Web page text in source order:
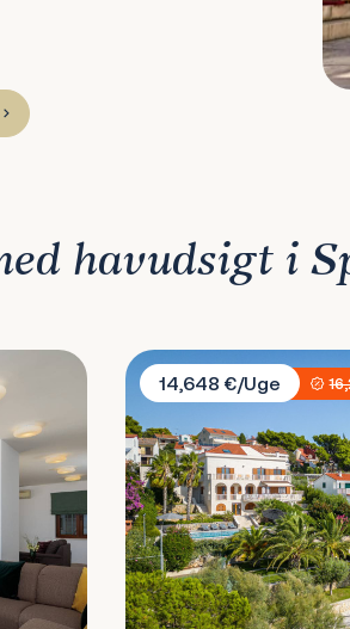
havudsigt i
Sunset Villa Trogir
14,648 €/Uge